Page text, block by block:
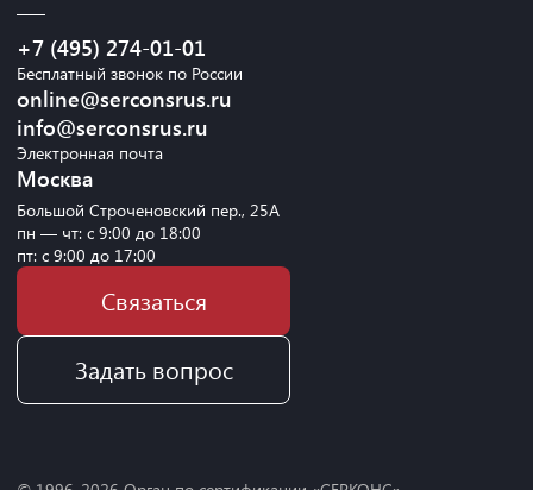
+7 (495) 274-01-01
Бесплатный звонок по России
online@serconsrus.ru
info@serconsrus.ru
Электронная почта
Москва
Большой Строченовский пер., 25А
пн — чт: с 9:00 до 18:00
пт: с 9:00 до 17:00
Связаться
Задать вопрос